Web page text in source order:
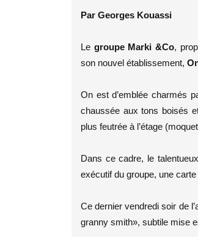
Par Georges Kouassi
Le groupe Marki &Co,
son nouvel établissement,
On est d’emblée charmés
chaussée aux tons boisés
plus feutrée à l’étage
Dans ce cadre, le
exécutif du groupe, une
Ce dernier vendredi soir de
granny smith», subtile mise